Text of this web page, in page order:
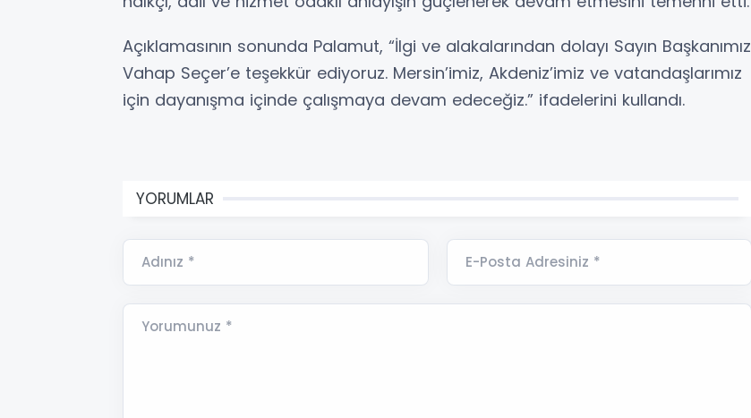
Açıklamasının sonunda Palamut, “İlgi ve alakalarından dolayı Sayın Başkanımız
Vahap Seçer’e teşekkür ediyoruz. Mersin’imiz, Akdeniz’imiz ve vatandaşlarımız
için dayanışma içinde çalışmaya devam edeceğiz.” ifadelerini kullandı.
YORUMLAR
Adınız * E-Posta Adresiniz *
Yorumunuz *